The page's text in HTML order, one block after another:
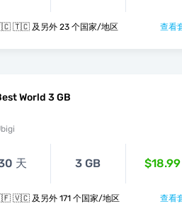
🇱🇨 🇻🇨 🇹🇨 及另外 23 个国家/地区 查看
World 3 GB
天 3 GB $18.99
🇱🇨 🇲🇫 🇻🇨 及另外 171 个国家/地区 查看